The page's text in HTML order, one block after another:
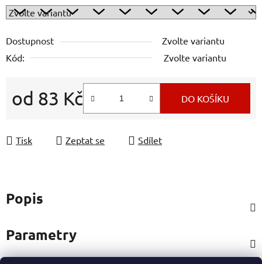
Dostupnost
Zvolte variantu
Kód:
Zvolte variantu
od 83 Kč DO KOŠÍKU
Tisk Zeptat se Sdílet
Popis
Parametry